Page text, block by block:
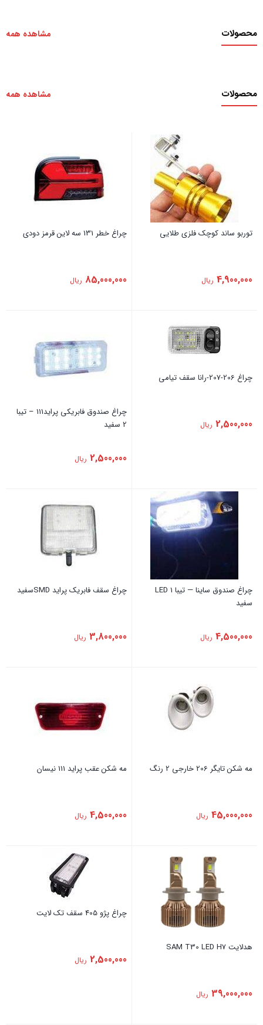
محصولات مشاهده همه
محصولات مشاهده همه
توربو ساند کوچک فلزی طلایی
4,900,000 ریال
چراغ خطر 131 سه لاین قرمز دودی
85,000,000 ریال
چراغ 206-207-رانا سقف تیامی
2,500,000 ریال
چراغ صندوق فابریکی پراید111 – تیبا
2 سفید
2,500,000 ریال
چراغ صندوق ساینا — تیبا 1 LED
سفید
4,500,000 ریال
چراغ سقف فابریک ‏پراید SMDسفید
3,800,000 ریال
مه شکن تایگر 206 خارجی 2 رنگ
45,000,000 ریال
‏مه شکن عقب ‏پراید ‏111 نیسان
4,500,000 ریال
هدلایت SAM T30 LED H7
39,000,000 ریال
چراغ پژو 405 سقف تک لایت
2,500,000 ریال